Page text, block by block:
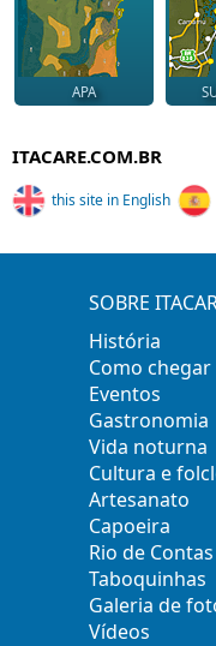
APA
ITACARE.COM.BR
this site in English
SOBRE
História
Como chegar
Eventos
Gastronomia
Vida noturna
Cultura e
Artesanato
Capoeira
Rio de Contas
Taboquinhas
Galeria de
Vídeos